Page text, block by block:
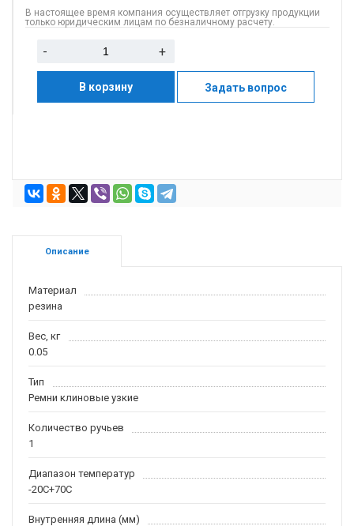
В настоящее время компания осуществляет отгрузку продукции
только юридическим лицам по безналичному расчету.
- +
В корзину Задать вопрос
Описание
Материал
резина
Вес, кг
0.05
Тип
Ремни клиновые узкие
Количество ручьев
1
Диапазон температур
-20С+70С
Внутренняя длина (мм)